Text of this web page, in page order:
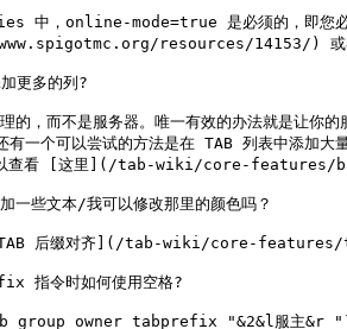
online-mode=true 是必须的，即您必须打
resources/14153/) 或
更多的列?
的，而不是服务器。唯一有效的办法就是让
一个可以尝试的方法是在 TAB 列表中添加大
以查看 [这里](/tab-wiki/core-features/bu-
一些文本/我可以修改那里的颜色吗？
[TAB 后缀对齐](/tab-wiki/core-features/
令时如何使用空格?